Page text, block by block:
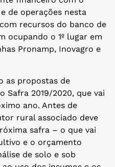
de operações nesta
recursos do banco de
ocupando o 1º lugar em
Pronamp, Inovagro e
as propostas de
Safra 2019/2020, que vai
ano. Antes de
rural associado deve
safra – o que vai
e o orçamento
de solo e sob